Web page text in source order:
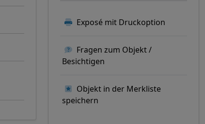
Exposé mit Druckoption
Fragen zum Objekt /
Besichtigen
Objekt in der Merkliste
speichern